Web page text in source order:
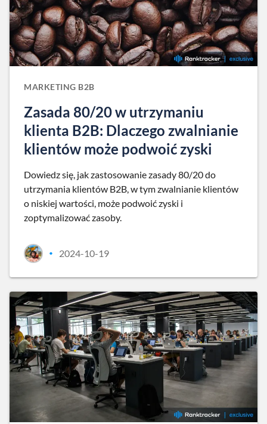
MARKETING B2B
Zasada 80/20 w utrzymaniu
klienta B2B: Dlaczego zwalnianie
klientów może podwoić zyski
Dowiedz się, jak zastosowanie zasady 80/20 do
utrzymania klientów B2B, w tym zwalnianie klientów
o niskiej wartości, może podwoić zyski i
zoptymalizować zasoby.
• 2024-10-19